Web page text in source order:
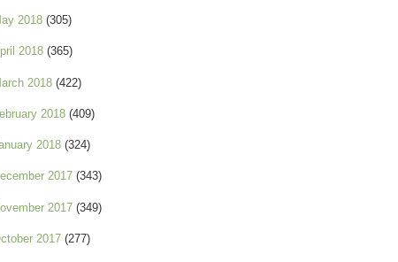
2018 (305)
2018 (365)
2018 (422)
2018 (409)
2018 (324)
2017 (343)
2017 (349)
2017 (277)